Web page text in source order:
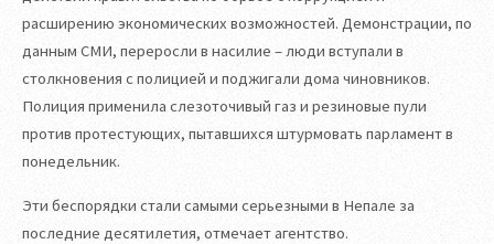
расширению экономических возможностей. Демонстрации, по
данным СМИ, переросли в насилие – люди вступали в
столкновения с полицией и поджигали дома чиновников.
Полиция применила слезоточивый газ и резиновые пули
против протестующих, пытавшихся штурмовать парламент в
понедельник.
Эти беспорядки стали самыми серьезными в Непале за
последние десятилетия, отмечает агентство.